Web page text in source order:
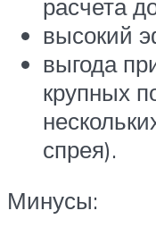
расчета
высокий
выгода
крупных
спрея).
Минусы: